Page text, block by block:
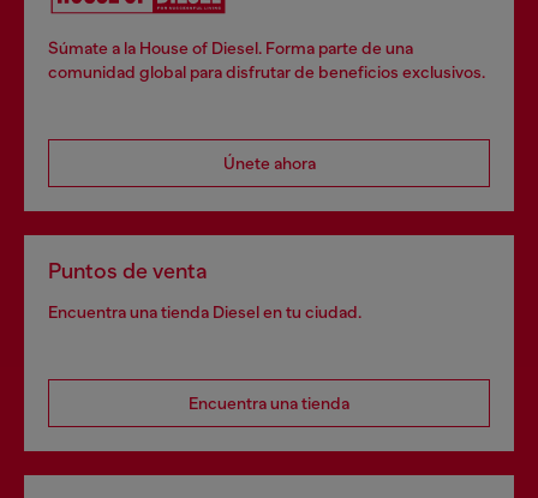
Súmate a la House of Diesel. Forma parte de una
comunidad global para disfrutar de beneficios exclusivos.
Únete ahora
Puntos de venta
Encuentra una tienda Diesel en tu ciudad.
Encuentra una tienda